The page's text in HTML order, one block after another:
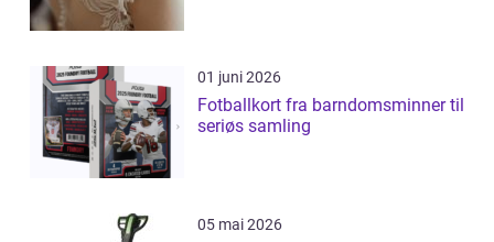
01 juni 2026
Fotballkort fra barndomsminner til
seriøs samling
05 mai 2026